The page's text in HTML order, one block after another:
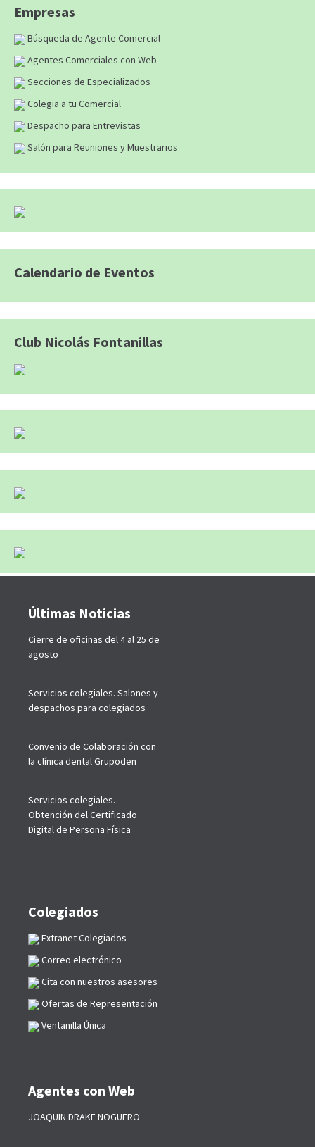
Empresas
Búsqueda de Agente Comercial
Agentes Comerciales con Web
Secciones de Especializados
Colegia a tu Comercial
Despacho para Entrevistas
Salón para Reuniones y Muestrarios
Calendario de Eventos
Club Nicolás Fontanillas
Últimas Noticias
Cierre de oficinas del 4 al 25 de
agosto
Servicios colegiales. Salones y
despachos para colegiados
Convenio de Colaboración con
la clínica dental Grupoden
Servicios colegiales.
Obtención del Certificado
Digital de Persona Física
Colegiados
Extranet Colegiados
Correo electrónico
Cita con nuestros asesores
Ofertas de Representación
Ventanilla Única
Agentes con Web
JOAQUIN DRAKE NOGUERO